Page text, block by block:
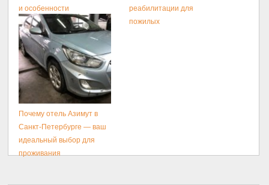
и особенности
размещения
реабилитации для
пожилых
Почему отель Азимут в
Санкт-Петербурге — ваш
идеальный выбор для
проживания